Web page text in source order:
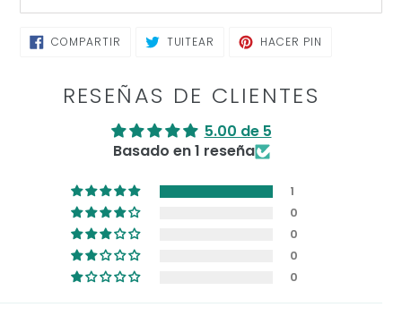
COMPARTIR COMPARTIRTUITEAR TUITEARHACER PIN
RESEÑAS DE CLIENTES
5.00 de 5
Basado en 1 reseña
1
0
0
0
0